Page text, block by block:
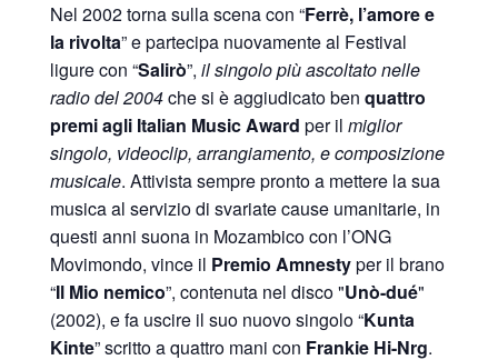
Nel 2002 torna sulla scena con “Ferrè, l’amore e
la rivolta” e partecipa nuovamente al Festival
ligure con “Salirò”, il singolo più ascoltato nelle
radio del 2004che si è aggiudicato ben quattro
premi agli Italian Music Award per il miglior
singolo, videoclip, arrangiamento, e composizione
musicale. Attivista sempre pronto a mettere la sua
musica al servizio di svariate cause umanitarie, in
questi anni suona in Mozambico con l’ONG
Movimondo, vince il Premio Amnestyper il brano
“Il Mio nemico”, contenuta nel disco "Unò-dué"
(2002), e fa uscire il suo nuovo singolo “Kunta
Kinte” scritto a quattro mani con Frankie Hi-Nrg.